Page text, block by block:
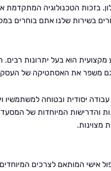
בזכות הטכנולוגיה המתקדמת
בשירות שלנו אתם בוחרים
מקצועית הוא בעל יתרונות
גם משפר את האסתטיקה של
יסודית ובטוחה למשתמשיו
והדרישות המיוחדות של
מצוינות.
אישי המותאם לצרכים